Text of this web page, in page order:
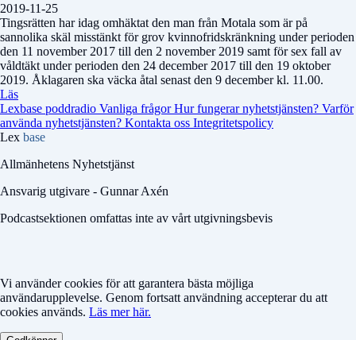
2019-11-25
Tingsrätten har idag omhäktat den man från Motala som är på
sannolika skäl misstänkt för grov kvinnofridskränkning under perioden
den 11 november 2017 till den 2 november 2019 samt för sex fall av
våldtäkt under perioden den 24 december 2017 till den 19 oktober
2019. Åklagaren ska väcka åtal senast den 9 december kl. 11.00.
Läs
Lexbase poddradio Vanliga frågorHur fungerar nyhetstjänsten? Varför
använda nyhetstjänsten? Kontakta oss Integritetspolicy
Lex base
Allmänhetens Nyhetstjänst
Ansvarig utgivare - Gunnar Axén
Podcastsektionen omfattas inte av vårt utgivningsbevis
Vi använder cookies för att garantera bästa möjliga
användarupplevelse. Genom fortsatt användning accepterar du att
cookies används. Läs mer här.